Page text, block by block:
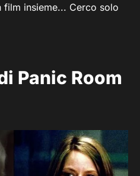
insieme... Cerco solo
Panic Room